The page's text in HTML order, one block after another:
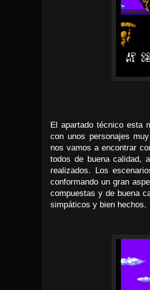
El apartado técnico esta
con unos personajes
nos vamos a encontrar
todos de buena calidad,
realizados. Los
conformando un gran
compuestas y de buena
simpáticos y bien hechos.